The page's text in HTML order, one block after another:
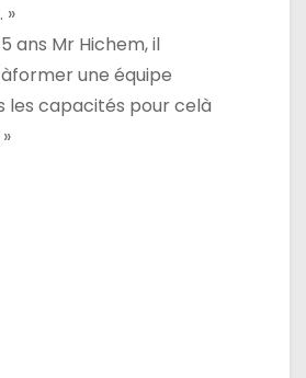
»
ans Mr Hichem, il
une équipe
les capacités pour celà